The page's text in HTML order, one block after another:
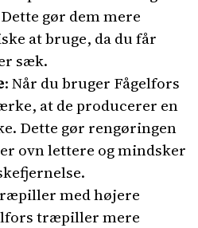
gør dem mere
at bruge, da du får
sæk.
: Når du bruger Fågelfors
at de producerer en
Dette gør rengøringen
ovn lettere og mindsker
med højere
træpiller mere